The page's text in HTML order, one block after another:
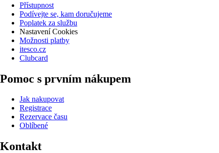
Přístupnost
Podívejte se, kam doručujeme
Poplatek za službu
Nastavení Cookies
Možnosti platby
itesco.cz
Clubcard
Pomoc s prvním nákupem
Jak nakupovat
Registrace
Rezervace času
Oblíbené
Kontakt